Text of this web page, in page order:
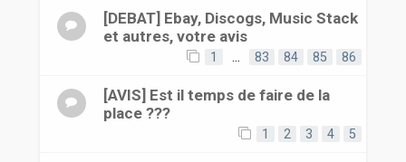
[DEBAT] Ebay, Discogs, Music Stack
et autres, votre avis
1 83 84 85 86
[AVIS] Est il temps de faire de la
place ???
1 2 3 4 5